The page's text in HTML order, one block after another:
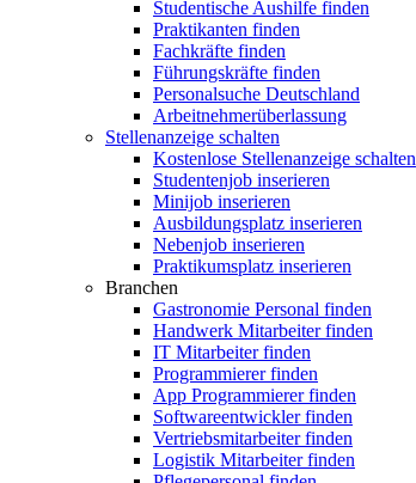
Studentische Aushilfe finden
Praktikanten finden
Fachkräfte finden
Führungskräfte finden
Personalsuche Deutschland
Arbeitnehmerüberlassung
Stellenanzeige schalten
Kostenlose Stellenanzeige schalten
Studentenjob inserieren
Minijob inserieren
Ausbildungsplatz inserieren
Nebenjob inserieren
Praktikumsplatz inserieren
Branchen
Gastronomie Personal finden
Handwerk Mitarbeiter finden
IT Mitarbeiter finden
Programmierer finden
App Programmierer finden
Softwareentwickler finden
Vertriebsmitarbeiter finden
Logistik Mitarbeiter finden